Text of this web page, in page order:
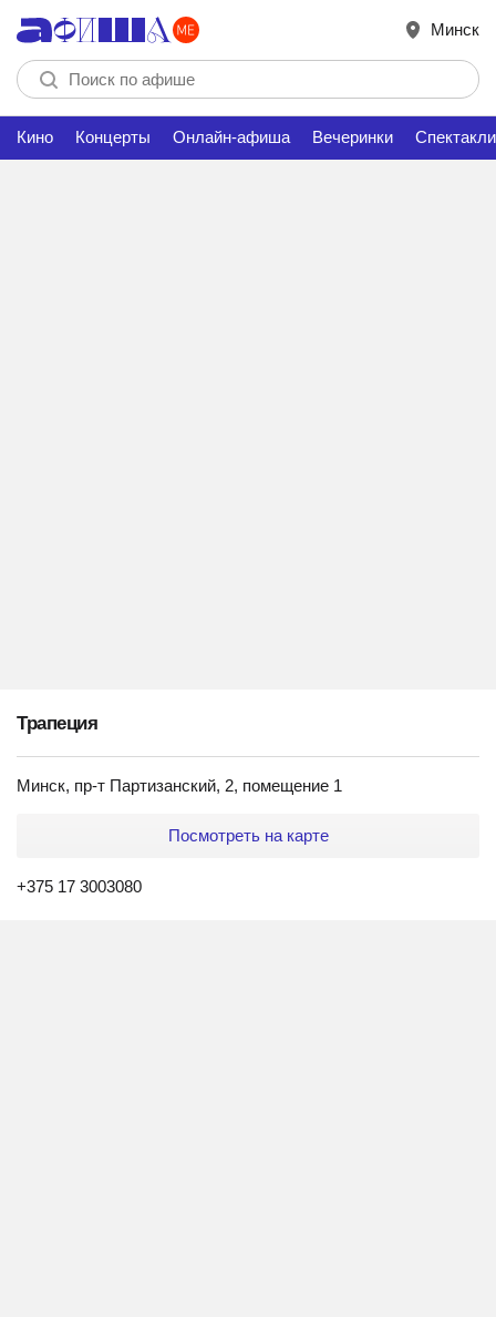
Минск
Кино Концерты Онлайн-афиша Вечеринки Спектакли
Трапеция
Минск, пр-т Партизанский, 2, помещение 1
Посмотреть на карте
+375 17 3003080